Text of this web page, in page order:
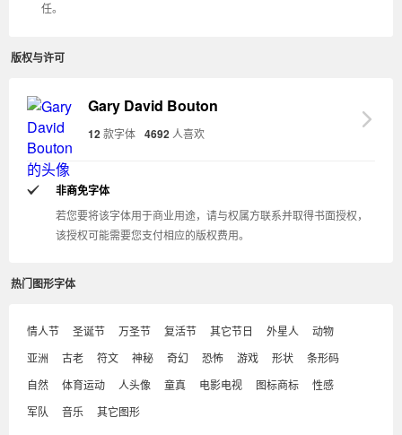
任。
版权与许可
Gary David Bouton
12款字体 4692 人喜欢
非商免字体
若您要将该字体用于商业用途，请与权属方联系并取得书面授权，
该授权可能需要您支付相应的版权费用。
热门图形字体
情人节 圣诞节 万圣节 复活节 其它节日 外星人
动物
亚洲
古老 符文 神秘 奇幻 恐怖 游戏 形状
条形码
自然
体育运动 人头像 童真 电影电视 图标商标
性感
军队
音乐 其它图形